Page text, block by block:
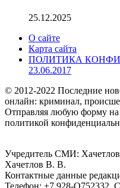
25.12.2025
О сайте
Карта сайта
ПОЛИТИКА
23.06.2017
© 2012-2022 Последние
онлайн: криминал,
Отправляя любую форму на
политикой
Учредитель СМИ:
Хaчeтлoв B. B.
Контактные данные